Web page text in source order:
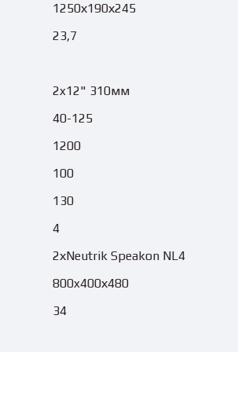
1250х190х245
23,7
2x12" 310мм
40-125
1200
100
130
4
2хNeutrik Speakon NL4
800x400х480
34